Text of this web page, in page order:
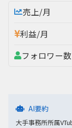
売上/月
利益/月
フォロワー数
AI要約
大手事務所所属